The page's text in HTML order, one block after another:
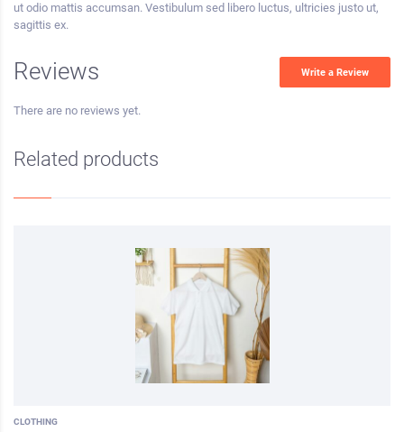
ut odio mattis accumsan. Vestibulum sed libero luctus, ultricies justo ut,
sagittis ex.
Reviews Write a Review
There are no reviews yet.
Related products
CLOTHING